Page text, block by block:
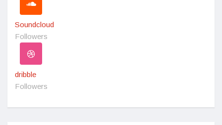
Soundcloud
Followers
dribble
Followers